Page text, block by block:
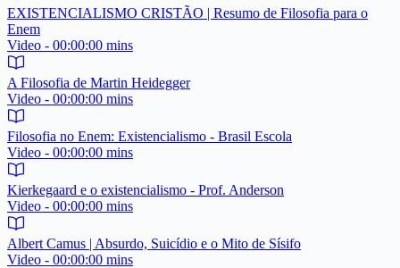
EXISTENCIALISMO CRISTÃO | Resumo de Filosofia para o
Enem
Video - 00:00:00 mins
A Filosofia de Martin Heidegger
Video - 00:00:00 mins
Filosofia no Enem: Existencialismo - Brasil Escola
Video - 00:00:00 mins
Kierkegaard e o existencialismo - Prof. Anderson
Video - 00:00:00 mins
Albert Camus | Absurdo, Suicídio e o Mito de Sísifo
Video - 00:00:00 mins